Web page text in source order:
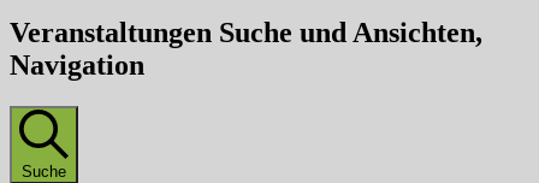
Veranstaltungen Suche und Ansichten,
Navigation
Suche